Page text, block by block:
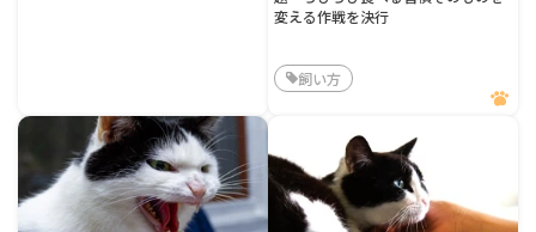
変える作戦を決行
飼い方